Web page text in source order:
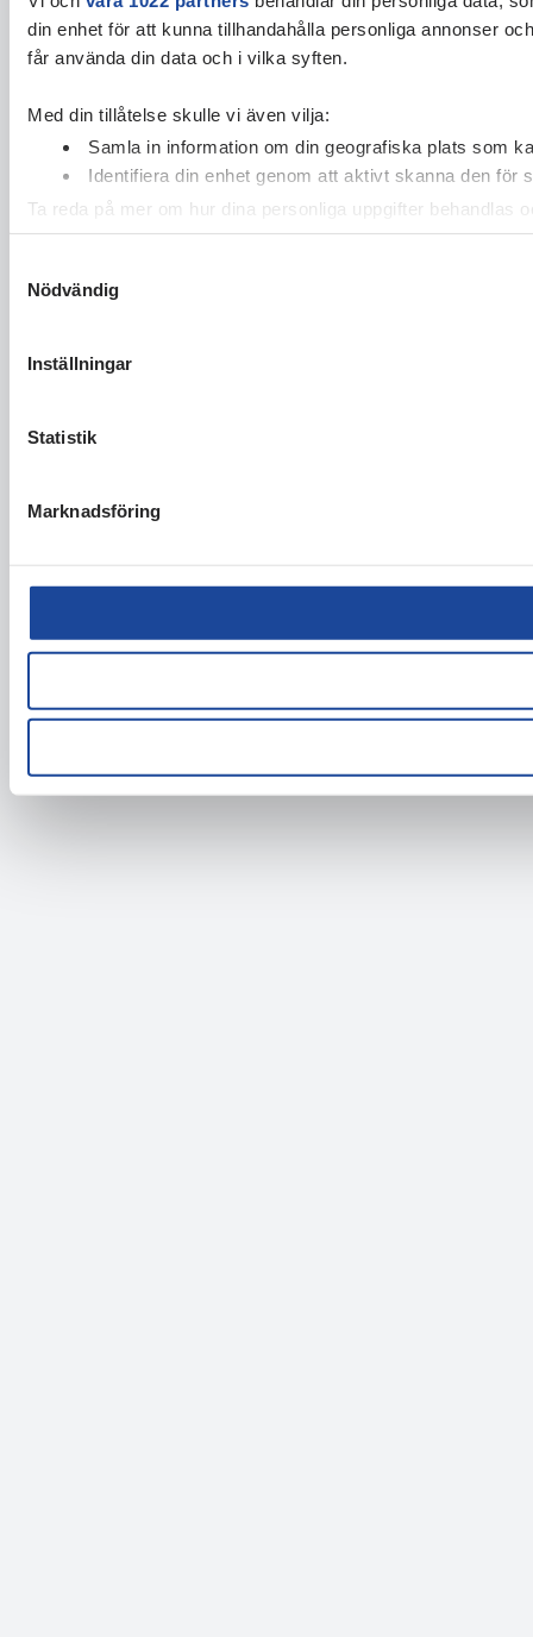
din enhet för att kunna tillhandahålla personliga annonser
får använda din data och i vilka syften.
Med din tillåtelse skulle vi även vilja:
Samla in information om din geografiska plats som
Identifiera din enhet genom att aktivt skanna den för
Ta reda på mer om hur dina personliga uppgifter behandlas
cookie-förklaringen.
Vi använder enhetsidentifierare för att anpassa innehållet
Nödvändig
Inställningar
Statistik
Marknadsföring